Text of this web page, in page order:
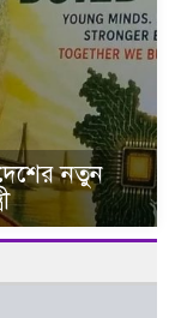
নতুন